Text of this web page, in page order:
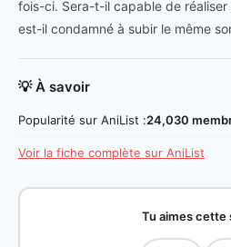
fois-ci. Sera-t-il capable de
est-il condamné à subir le même
💡 À savoir
Popularité sur AniList :24,030
Voir la fiche complète sur AniList
Tu aimes cette